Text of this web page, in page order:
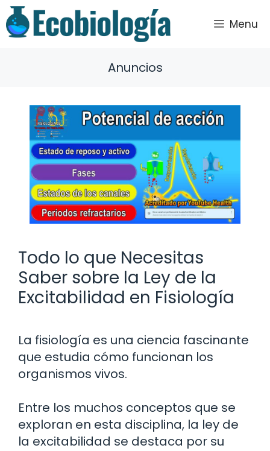
Saltar
al
contenido
Menu
Anuncios
Todo lo que Necesitas
Saber sobre la Ley de la
Excitabilidad en Fisiología
La fisiología es una ciencia fascinante
que estudia cómo funcionan los
organismos vivos.
Entre los muchos conceptos que se
exploran en esta disciplina, la ley de
la excitabilidad se destaca por su